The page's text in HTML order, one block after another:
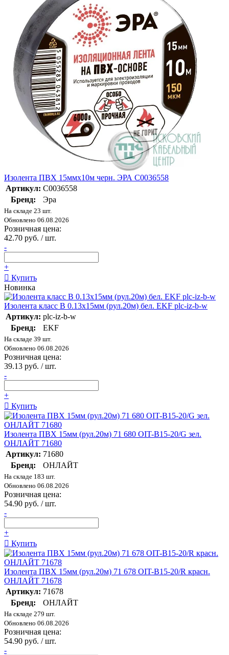
Изолента ПВХ 15ммх10м черн. ЭРА C0036558
Артикул: C0036558
Бренд:
Эра
На складе 23 шт.
Обновлено 06.08.2026
Розничная цена:
42.70 руб. / шт.
-
+
Купить
Новинка
Изолента класс В 0.13х15мм (рул.20м) бел. EKF plc-iz-b-w
Артикул: plc-iz-b-w
Бренд:
EKF
На складе 39 шт.
Обновлено 06.08.2026
Розничная цена:
39.13 руб. / шт.
-
+
Купить
Изолента ПВХ 15мм (рул.20м) 71 680 OIT-B15-20/G зел.
ОНЛАЙТ 71680
Артикул: 71680
Бренд:
ОНЛАЙТ
На складе 183 шт.
Обновлено 06.08.2026
Розничная цена:
54.90 руб. / шт.
-
+
Купить
Изолента ПВХ 15мм (рул.20м) 71 678 OIT-B15-20/R красн.
ОНЛАЙТ 71678
Артикул: 71678
Бренд:
ОНЛАЙТ
На складе 279 шт.
Обновлено 06.08.2026
Розничная цена:
54.90 руб. / шт.
-